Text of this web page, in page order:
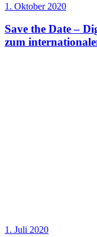
1. Oktober 2020
Save the Date –
zum
1. Juli 2020